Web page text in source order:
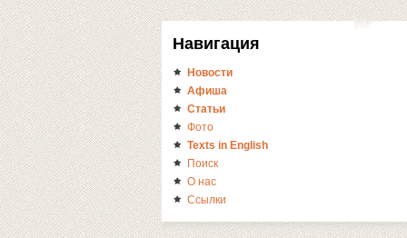
Навигация
Новости
Афиша
Статьи
Фото
Texts in English
Поиск
О нас
Ссылки